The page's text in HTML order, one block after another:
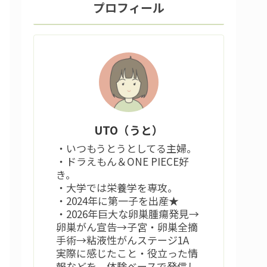
プロフィール
UTO（うと）
・いつもうとうとしてる主婦。
・ドラえもん＆ONE PIECE好
き。
・大学では栄養学を専攻。
・2024年に第一子を出産★
・2026年巨大な卵巣腫瘍発見→
卵巣がん宣告→子宮・卵巣全摘
手術→粘液性がんステージ1A
実際に感じたこと・役立った情